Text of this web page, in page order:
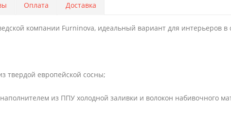
Оплата Доставка
компании Furninova, идеальный вариант для интерьеров в
твердой европейской сосны;
из ППУ холодной заливки и волокон набивочного